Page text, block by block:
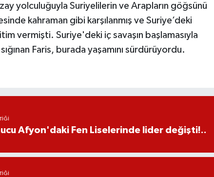
yolculuğuyla Suriyelilerin ve Arapların göğsünü
kahraman gibi karşılanmış ve Suriye’deki
vermişti. Suriye'deki iç savaşın başlamasıyla
Faris, burada yaşamını sürdürüyordu.
Afyon'daki Fen Liselerinde lider değişti!..